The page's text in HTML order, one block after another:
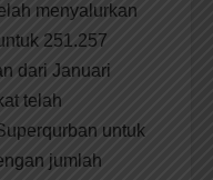
menyalurkan
251.257
dari Januari
telah
untuk
jumlah